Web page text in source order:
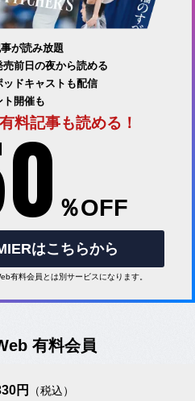
が読み放題
前日の夜から読める
ドキャストも配信
開催も
料記事も読める！
％OFF
はこちらから
有料会員とは別サービスになります。
有料会員
円 （税込）